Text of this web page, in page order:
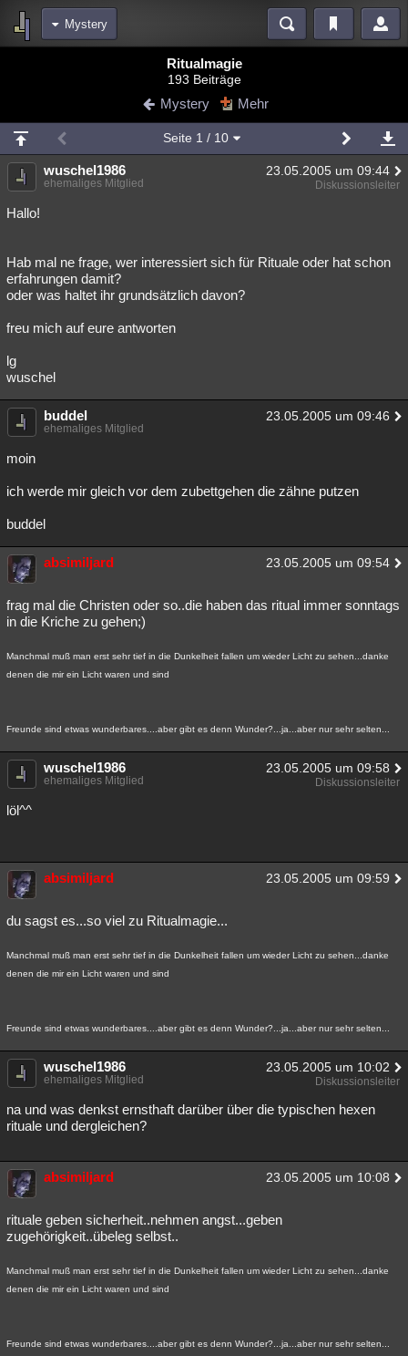
Mystery
Blogs Videos
Chat Wiki Neuigkeiten
meine Rubriken
Menschen Wissenschaft Mystery Kriminalfälle
Spiritualität
weitere Rubriken
Philosophie Träume Orte Esoterik
Astronomie Helpdesk
Musik
Übersichten
Besucht Teilgenommen
Lesenswert
Ritualmagie
193 Beiträge
Mystery Mehr
Seite 1 / 10
wuschel1986 23.05.2005 um 09:44
ehemaliges Mitglied Diskussionsleiter
Hallo!
Hab mal ne frage, wer interessiert sich für Rituale oder hat schon
erfahrungen damit?
oder was haltet ihr grundsätzlich davon?
freu mich auf eure antworten
lg
wuschel
buddel 23.05.2005 um 09:46
ehemaliges Mitglied
moin
ich werde mir gleich vor dem zubettgehen die zähne putzen
buddel
absimiljard 23.05.2005 um 09:54
frag mal die Christen oder so..die haben das ritual immer sonntags
in die Kriche zu gehen;)
Manchmal muß man erst sehr tief in die Dunkelheit fallen um wieder Licht zu sehen...danke
denen die mir ein Licht waren und sind
Freunde sind etwas wunderbares....aber gibt es denn Wunder?...ja...aber nur sehr selten...
wuschel1986 23.05.2005 um 09:58
ehemaliges Mitglied Diskussionsleiter
löl^^
absimiljard 23.05.2005 um 09:59
du sagst es...so viel zu Ritualmagie...
Manchmal muß man erst sehr tief in die Dunkelheit fallen um wieder Licht zu sehen...danke
denen die mir ein Licht waren und sind
Freunde sind etwas wunderbares....aber gibt es denn Wunder?...ja...aber nur sehr selten...
wuschel1986 23.05.2005 um 10:02
ehemaliges Mitglied Diskussionsleiter
na und was denkst ernsthaft darüber über die typischen hexen
rituale und dergleichen?
absimiljard 23.05.2005 um 10:08
rituale geben sicherheit..nehmen angst...geben
zugehörigkeit..übeleg selbst..
Manchmal muß man erst sehr tief in die Dunkelheit fallen um wieder Licht zu sehen...danke
denen die mir ein Licht waren und sind
Freunde sind etwas wunderbares....aber gibt es denn Wunder?...ja...aber nur sehr selten...